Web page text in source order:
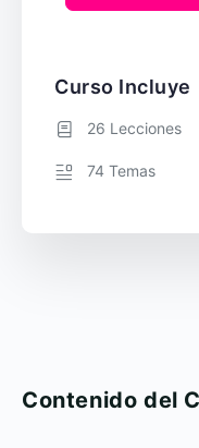
Contenido del
Curso Incluye
26 Lecciones
74 Temas